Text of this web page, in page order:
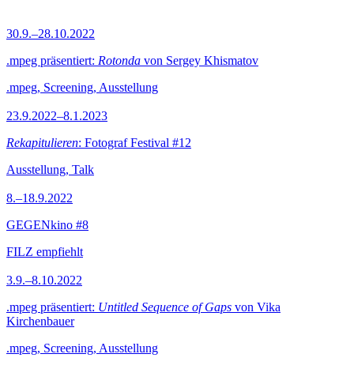
30.9.–28.10.2022
.mpeg präsentiert: Rotonda von Sergey Khismatov
.mpeg, Screening, Ausstellung
23.9.2022–8.1.2023
Rekapitulieren: Fotograf Festival #12
Ausstellung, Talk
8.–18.9.2022
GEGENkino #8
FILZ empfiehlt
3.9.–8.10.2022
.mpeg präsentiert: Untitled Sequence of Gaps von Vika
Kirchenbauer
.mpeg, Screening, Ausstellung